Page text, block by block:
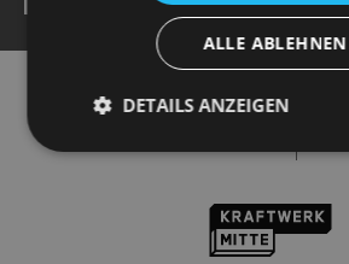
ALLE ABLEHNEN
DETAILS ANZEIGEN